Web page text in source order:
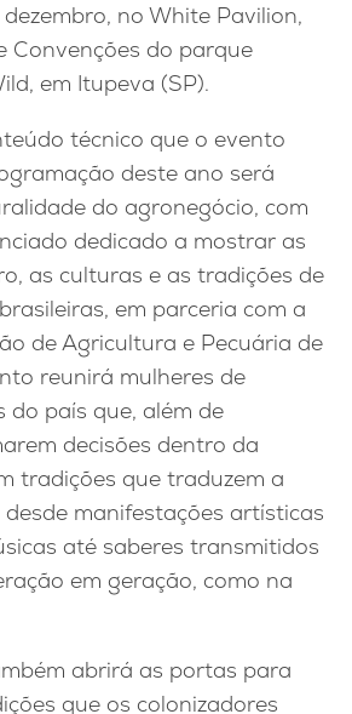
no White Pavilion,
Convenções do parque
em Itupeva (SP).
técnico que o evento
deste ano será
do agronegócio, com
dedicado a mostrar as
as culturas e as tradições de
em parceria com a
de Agricultura e Pecuária de
reunirá mulheres de
do país que, além de
decisões dentro da
tradições que traduzem a
manifestações artísticas
até saberes transmitidos
em geração, como na
abrirá as portas para
que os colonizadores